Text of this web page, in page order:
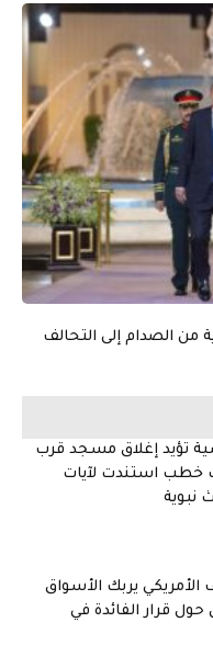
من الصدام إلى التحالف
تؤيد إغلاق مسجد قرب
خطب استندت لآيات
نبوية
الأمريكي يربك الأسواق
قرار الفائدة في